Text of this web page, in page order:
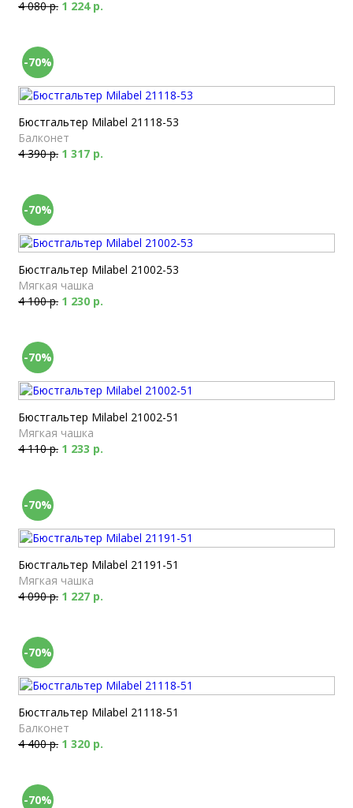
4 080 р. 1 224 р.
-70%
Бюстгальтер Milabel 21118-53
Балконет
4 390 р. 1 317 р.
-70%
Бюстгальтер Milabel 21002-53
Мягкая чашка
4 100 р. 1 230 р.
-70%
Бюстгальтер Milabel 21002-51
Мягкая чашка
4 110 р. 1 233 р.
-70%
Бюстгальтер Milabel 21191-51
Мягкая чашка
4 090 р. 1 227 р.
-70%
Бюстгальтер Milabel 21118-51
Балконет
4 400 р. 1 320 р.
-70%